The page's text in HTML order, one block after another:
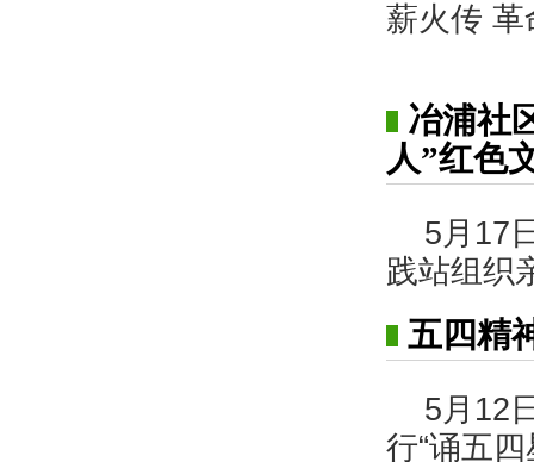
薪火传 革
冶浦社
人”红色
5月17
践站组织
五四精
5月12
行“诵五